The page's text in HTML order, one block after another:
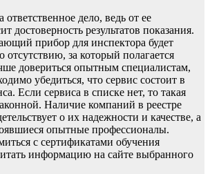
ответственное дело, ведь от ее
достоверность результатов показания.
прибор для инспектора будет
отсутствию, за который полагается
довериться опытным специалистам,
убедиться, что сервис состоит в
Если сервиса в списке нет, то такая
Наличие компаний в реестре
о их надежности и качестве, а
опытные профессионалы.
с сертификатами обучения
информацию на сайте выбранного